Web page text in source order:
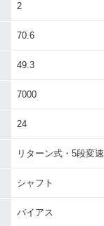
2
70.6
49.3
7000
24
リターン式・5段変速
シャフト
バイアス